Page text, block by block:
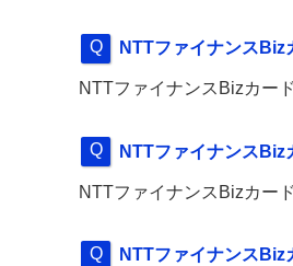
NTTファイナンスBiz
NTTファイナンスBizカー
NTTファイナンスBiz
NTTファイナンスBizカー
NTTファイナンスBiz